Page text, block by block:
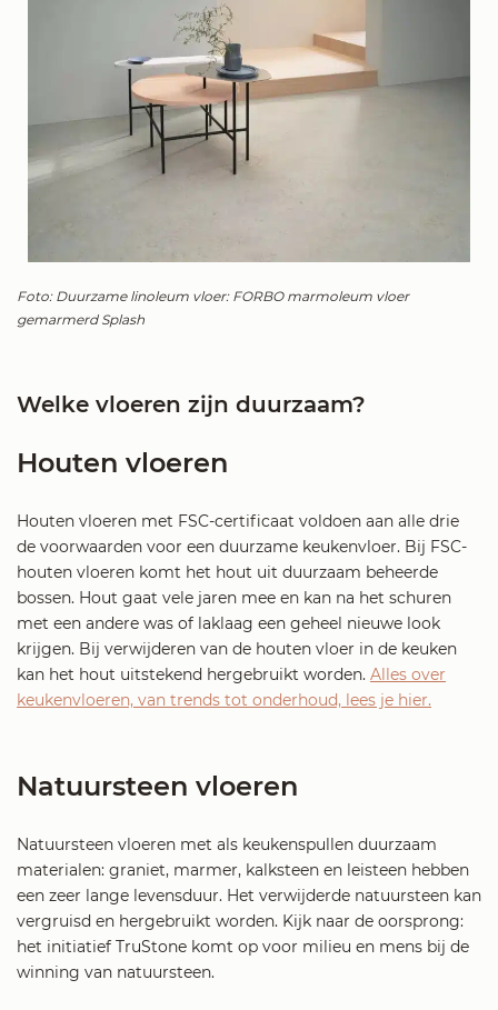
Foto: Duurzame linoleum vloer: FORBO marmoleum vloer
gemarmerd Splash
Welke vloeren zijn duurzaam?
Houten vloeren
Houten vloeren met FSC-certificaat voldoen aan alle drie
de voorwaarden voor een duurzame keukenvloer. Bij FSC-
houten vloeren komt het hout uit duurzaam beheerde
bossen. Hout gaat vele jaren mee en kan na het schuren
met een andere was of laklaag een geheel nieuwe look
krijgen. Bij verwijderen van de houten vloer in de keuken
kan het hout uitstekend hergebruikt worden. Alles over
keukenvloeren, van trends tot onderhoud, lees je hier.
Natuursteen vloeren
Natuursteen vloeren met als keukenspullen duurzaam
materialen: graniet, marmer, kalksteen en leisteen hebben
een zeer lange levensduur. Het verwijderde natuursteen kan
vergruisd en hergebruikt worden. Kijk naar de oorsprong:
het initiatief TruStone komt op voor milieu en mens bij de
winning van natuursteen.